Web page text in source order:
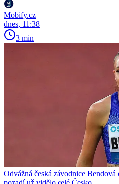
Mobify.cz
dnes, 11:38
3 min
Odvážná česká závodnice
pozadí už vidělo celé Česko